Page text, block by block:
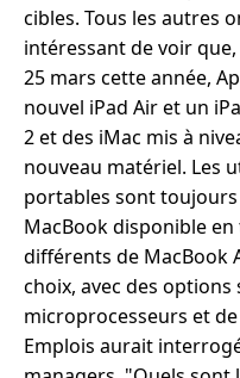
cibles. Tous les autres
intéressant de voir
25 mars cette année,
nouvel iPad Air et un
2 et des iMac mis à
nouveau matériel. Les
portables sont toujours
MacBook disponible
différents de MacBook
choix, avec des
microprocesseurs et
Emplois aurait